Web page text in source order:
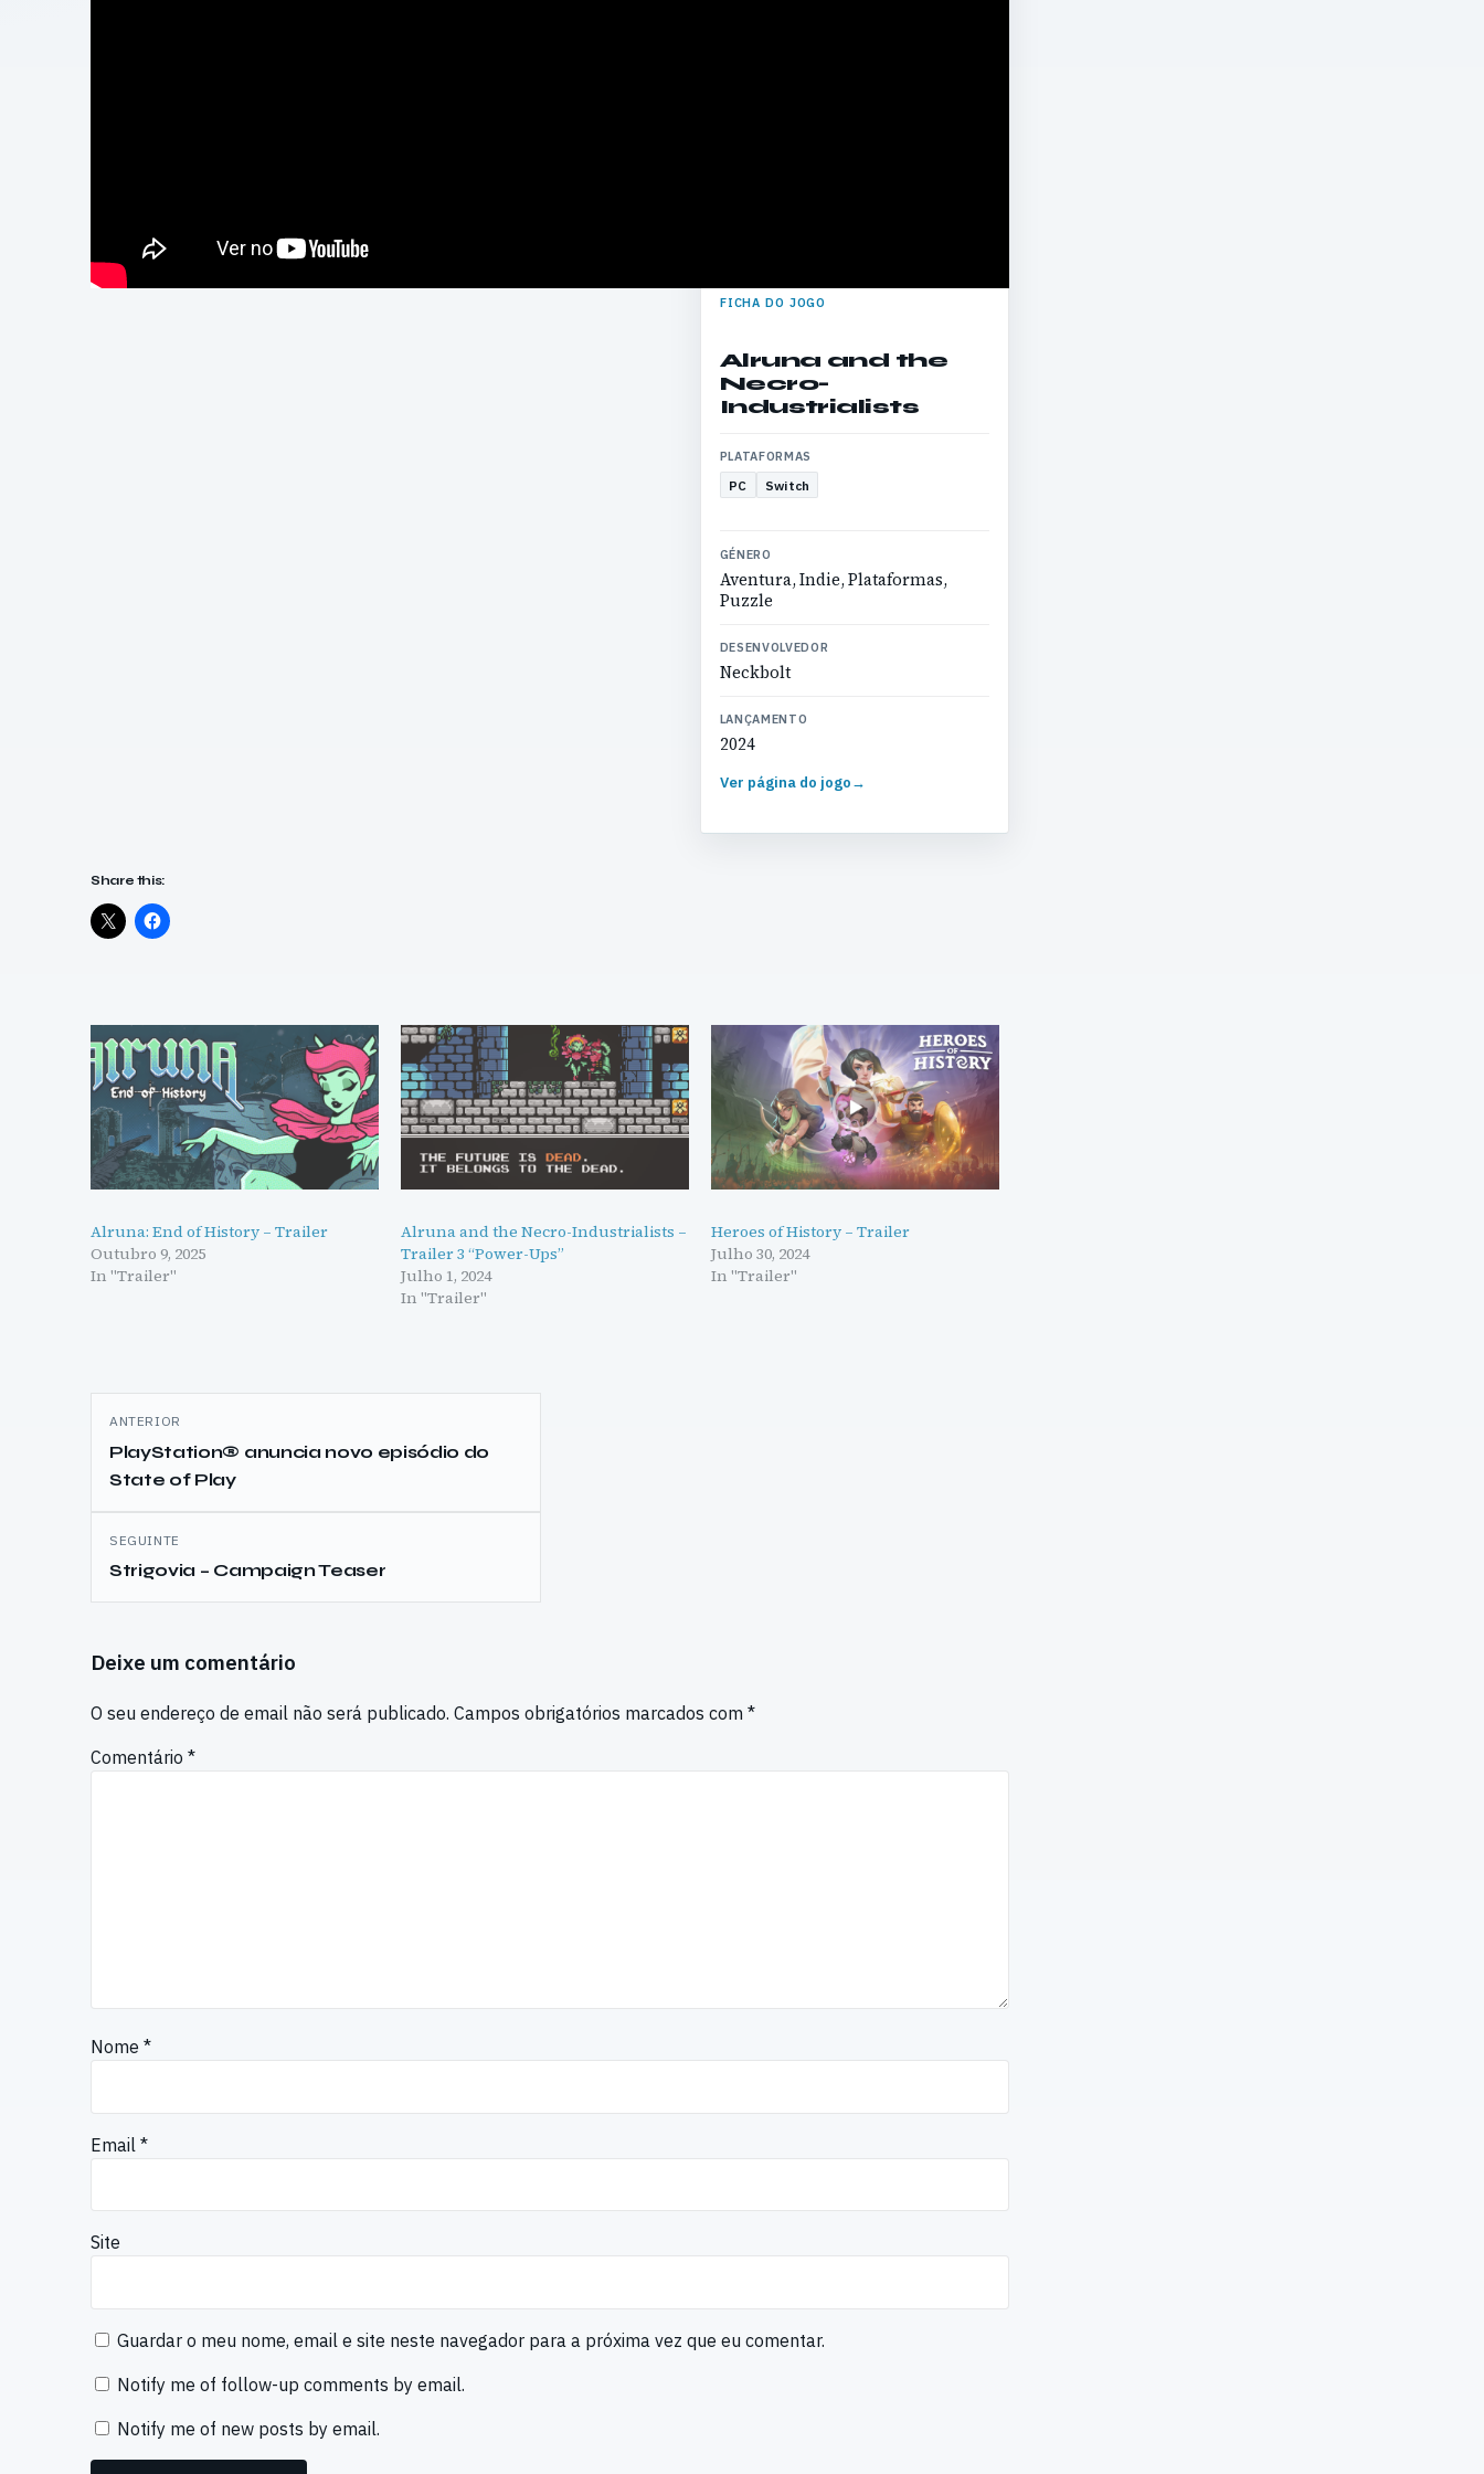
FICHA DO JOGO
Alruna and the
Necro-
Industrialists
PLATAFORMAS
PC Switch
GÉNERO
Aventura, Indie, Plataformas,
Puzzle
DESENVOLVEDOR
Neckbolt
LANÇAMENTO
2024
Ver página do jogo→
Share this:
Alruna: End of History – Trailer
Outubro 9, 2025
In "Trailer"
Alruna and the Necro-Industrialists –
Trailer 3 “Power-Ups”
Julho 1, 2024
In "Trailer"
Heroes of History – Trailer
Julho 30, 2024
In "Trailer"
Navegação
de
artigos
ANTERIOR
PlayStation® anuncia novo episódio do
State of Play
SEGUINTE
Strigovia – Campaign Teaser
Deixe um comentário
O seu endereço de email não será publicado. Campos obrigatórios marcados com *
Comentário *
Nome *
Email *
Site
Guardar o meu nome, email e site neste navegador para a próxima vez que eu comentar.
Notify me of follow-up comments by email.
Notify me of new posts by email.